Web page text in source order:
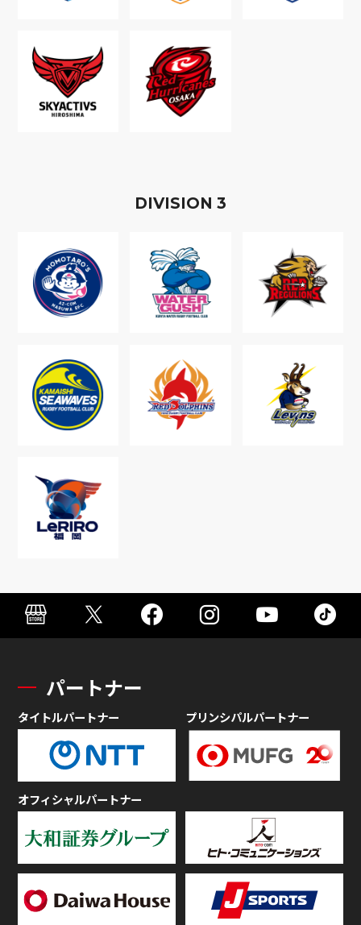
DIVISION 3
パートナー
タイトルパートナー プリンシパルパートナー
オフィシャルパートナー